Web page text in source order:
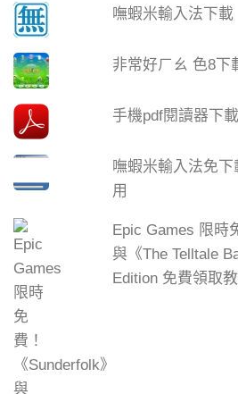
嘸蝦米輸入法下載
非常好ㄏㄠ 色8下
手機pdf閱讀器下
嘸蝦米輸入法免
用
Epic Games 限時
與《The Telltale
Edition 免費領取